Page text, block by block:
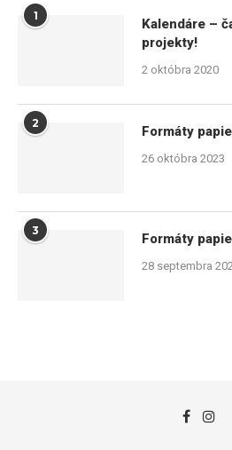
1
Kalendáre –
projekty!
2 októbra 2020
2
Formáty
26 októbra 2023
3
Formáty
28 septembra